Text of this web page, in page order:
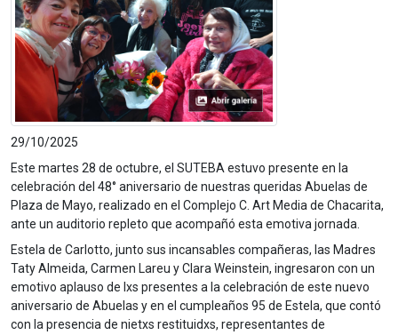
29/10/2025
Este martes 28 de octubre, el SUTEBA estuvo presente en la
celebración del 48° aniversario de nuestras queridas Abuelas de
Plaza de Mayo, realizado en el Complejo C. Art Media de Chacarita,
ante un auditorio repleto que acompañó esta emotiva jornada.
Estela de Carlotto, junto sus incansables compañeras, las Madres
Taty Almeida, Carmen Lareu y Clara Weinstein, ingresaron con un
emotivo aplauso de lxs presentes a la celebración de este nuevo
aniversario de Abuelas y en el cumpleaños 95 de Estela, que contó
con la presencia de nietxs restituidxs, representantes de